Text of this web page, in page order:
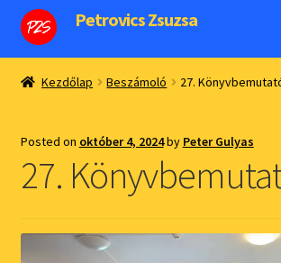
Ugrás
a
Kilépés
a
Petrovics Zsuzsa
Magamról
Média megjelenéseim
ÁSZF
Kezdőlap Beszámoló 27.
Posted on október 4, 2024by Peter Gulyas
27.